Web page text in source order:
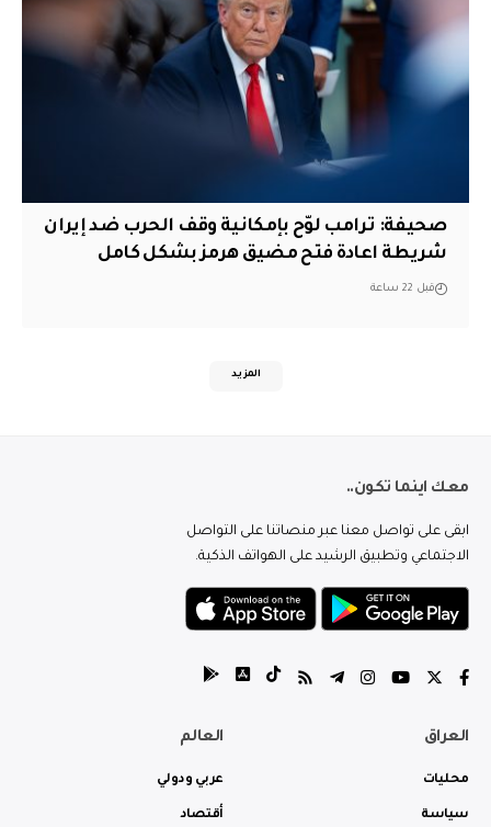
صحيفة: ترامب لوّح بإمكانية وقف الحرب ضد إيران
شريطة اعادة فتح مضيق هرمز بشكل كامل
قبل 22 ساعة
المزيد
معك اينما تكون..
ابقى على تواصل معنا عبر منصاتنا على التواصل
الاجتماعي وتطبيق الرشيد على الهواتف الذكية.
العراق
محليات
سياسة
العالم
عربي ودولي
أقتصاد